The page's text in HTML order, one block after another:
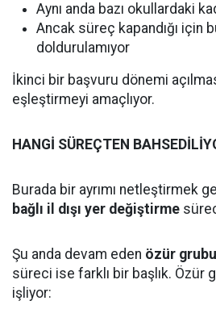
Aynı anda bazı okullardaki
Ancak süreç kapandığı için
doldurulamıyor
İkinci bir başvuru dönemi
eşleştirmeyi amaçlıyor.
HANGİ SÜREÇTEN
Burada bir ayrımı netleştirmek
bağlı il dışı yer değiştirme
Şu anda devam eden özür grubu
süreci ise farklı bir başlık. Özür
işliyor: